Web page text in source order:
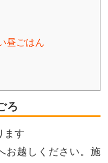
昼ごはん
ろ
ます
越しください。施